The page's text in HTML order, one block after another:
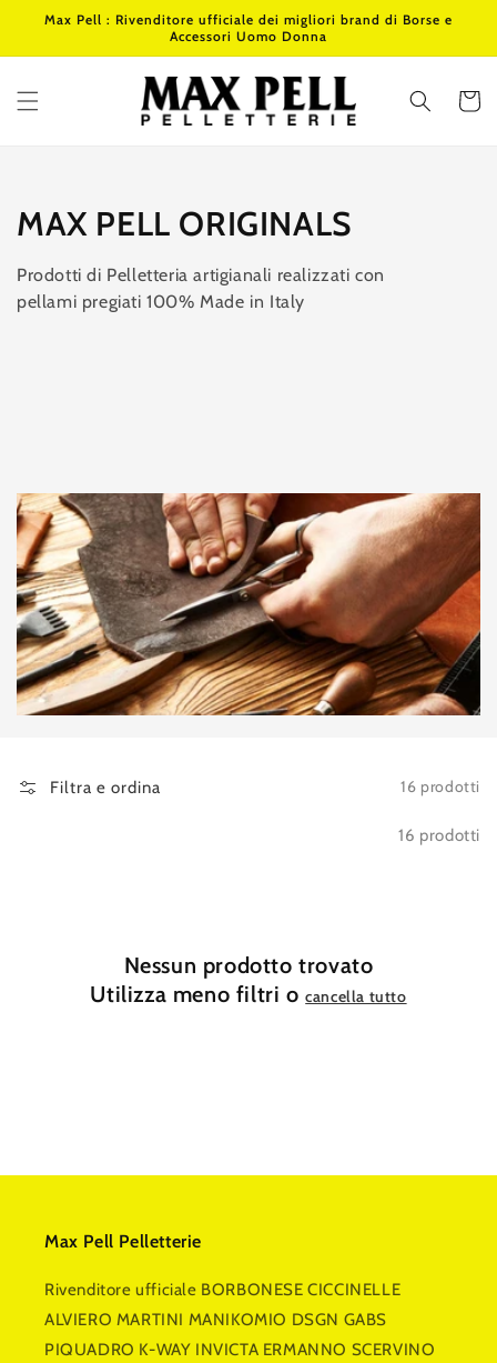
direttamente
Max Pell : Rivenditore ufficiale dei migliori brand di Borse e
Accessori Uomo Donna
Carrello
Collezione:
MAX PELL ORIGINALS
Prodotti di Pelletteria artigianali realizzati con
pellami pregiati 100% Made in Italy
Filtra e ordina 16 prodotti
16 prodotti
Nessun prodotto trovato
Utilizza meno filtri ocancella tutto
Max Pell Pelletterie
Rivenditore ufficiale BORBONESE CICCINELLE
ALVIERO MARTINI MANIKOMIO DSGN GABS
PIQUADRO K-WAY INVICTA ERMANNO SCERVINO